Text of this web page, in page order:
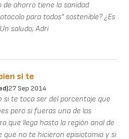
ahorro tiene la sanidad
para todos" sostenible? ¿Es
saludo; Adri
si te
27 Sep 2014
si te toca ser del porcentaje que
pero si fueras una de las
que llega hasta la región anal de
que no te hicieron episiotomia y si